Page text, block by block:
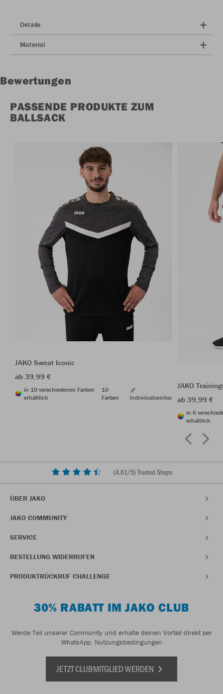
Details
Material
Bewertungen
PASSENDE PRODUKTE ZUM
BALLSACK
JAKO Sweat Iconic
ab 39,99 €
in 10 verschiedenen Farben
erhältlich
10
Farben
Individualisierbar
JAKO
ab 39,99 €
in 6
erhältlich
(4,61/5) Trusted Shops
ÜBER JAKO
JAKO COMMUNITY
SERVICE
BESTELLUNG WIDERRUFEN
PRODUKTRÜCKRUF CHALLENGE
30% RABATT IM JAKO CLUB
Werde Teil unserer Community und erhalte deinen Vorteil direkt per
WhatsApp. Nutzungsbedingungen
JETZT CLUBMITGLIED WERDEN